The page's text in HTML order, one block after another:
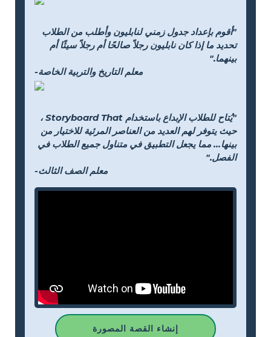
"أقوم بإعداد جدول زمني لنابليون وأطلب من الطلاب
تحديد ما إذا كان نابليون رجلاً صالحًا أم رجلاً سيئًا أم
بينهما."
-معلم التاريخ والتربية الخاصة
"يُتاح للطلاب الإبداع باستخدام Storyboard That ،
حيث يتوفر لهم العديد من العناصر المرئية للاختيار من
بينها... مما يجعل التطبيق في متناول جميع الطلاب في
الفصل."
-معلم الصف الثالث
إنشاء القصة المصورة